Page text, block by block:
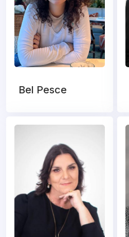
Bel Pesce